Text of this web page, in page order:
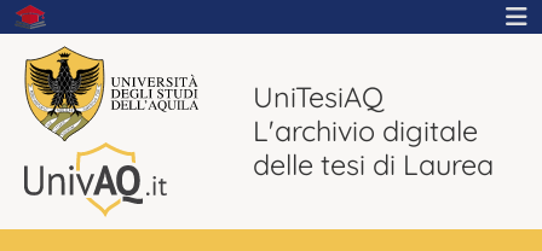
UniTesiAQ
L'archivio digitale
delle tesi di Laurea